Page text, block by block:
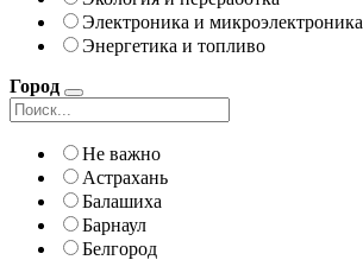
Электроника и микроэлектроника
Энергетика и топливо
Город
Не важно
Астрахань
Балашиха
Барнаул
Белгород